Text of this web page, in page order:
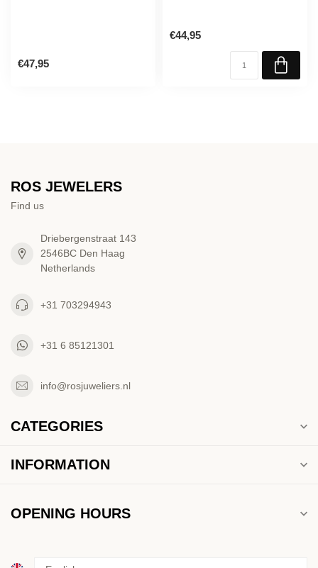
€47,95
€44,95
ROS JEWELERS
Find us
Driebergenstraat 143
2546BC Den Haag
Netherlands
+31 703294943
+31 6 85121301
info@rosjuweliers.nl
CATEGORIES
INFORMATION
OPENING HOURS